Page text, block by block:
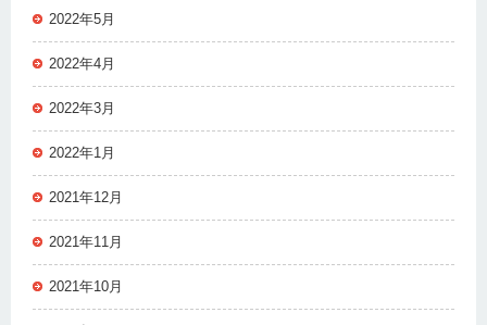
2022年5月
2022年4月
2022年3月
2022年1月
2021年12月
2021年11月
2021年10月